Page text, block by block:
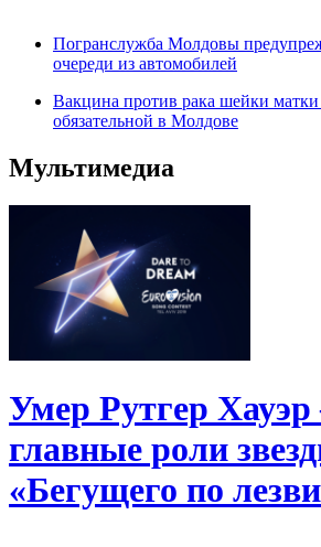
Погранслужба Молдовы
очереди из автомобилей
Вакцина против рака шейки матки
обязательной в Молдове
Мультимедиа
Умер Рутгер
главные роли
«Бегущего по